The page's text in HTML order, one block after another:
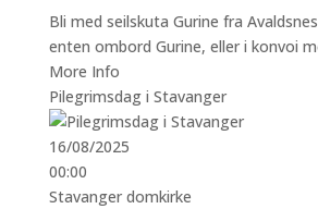
Bli med seilskuta Gurine fra
enten ombord Gurine, eller i konvoi
More Info
Pilegrimsdag i Stavanger
16/08/2025
00:00
Stavanger domkirke